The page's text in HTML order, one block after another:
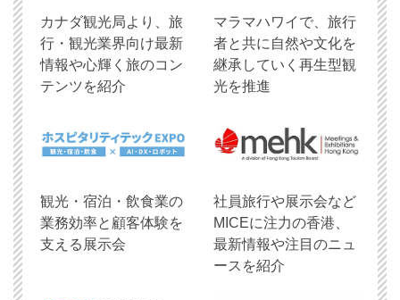
​カナダ観光局より、旅
行・観光業界向け最新
情報や心輝く旅のコン
テンツを紹介
マラマハワイで、旅行
者と共に自然や文化を
継承していく再生型観
光を推進
観光・宿泊・飲食業の
業務効率と顧客体験を
支える展示会
社員旅行や展示会など
MICEに注力の香港、
最新情報や注目のニュ
ースを紹介